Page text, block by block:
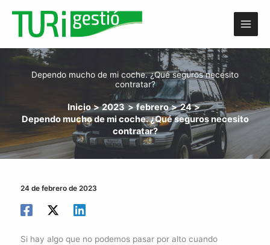
contenido
Dependo mucho de mi coche. ¿Qué seguros necesito
contratar?
Inicio 2023 febrero
24
Dependo mucho de mi coche. ¿Qué seguros necesito
contratar?
24 de febrero de 2023
Si hay algo que no podemos pasar por alto cuando